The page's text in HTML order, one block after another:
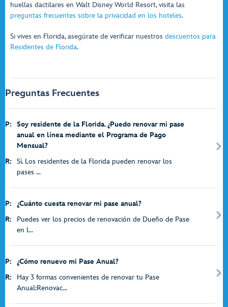
huellas dactilares en Walt Disney World Resort, visita las
preguntas frecuentes sobre la privacidad en los hoteles.
Si vives en Florida, asegúrate de verificar nuestros descuentos para
Residentes de Florida.
Preguntas Frecuentes
P:
Soy residente de la Florida. ¿Puedo renovar mi pase
anual en línea mediante el Programa de Pago
Mensual?
R:
Sí. Los residentes de la Florida pueden renovar los
pases ...
P:
¿Cuánto cuesta renovar mi pase anual?
R:
Puedes ver los precios de renovación de Dueño de Pase
en l...
P:
¿Cómo renuevo mi Pase Anual?
R:
Hay 3 formas convenientes de renovar tu Pase
Anual:Renovac...